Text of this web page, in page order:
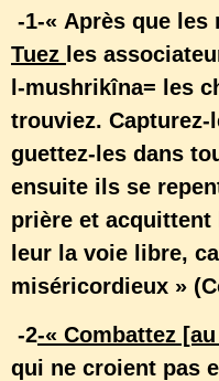
-1-« Après que
Tuez les
l-mushrikîna= les
trouviez.
guettez-les dans
ensuite ils se
prière et acquittent
leur la voie libre,
miséricordieux »
-2-« Combattez
qui ne croient pas